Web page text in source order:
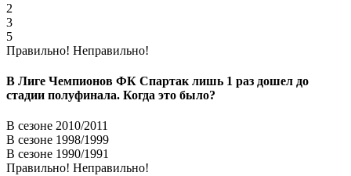
2
3
5
Правильно! Неправильно!
В Лиге Чемпионов ФК Спартак лишь 1 раз дошел до
стадии полуфинала. Когда это было?
В сезоне 2010/2011
В сезоне 1998/1999
В сезоне 1990/1991
Правильно! Неправильно!